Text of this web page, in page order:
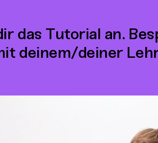
das Tutorial an.
deinem/deiner